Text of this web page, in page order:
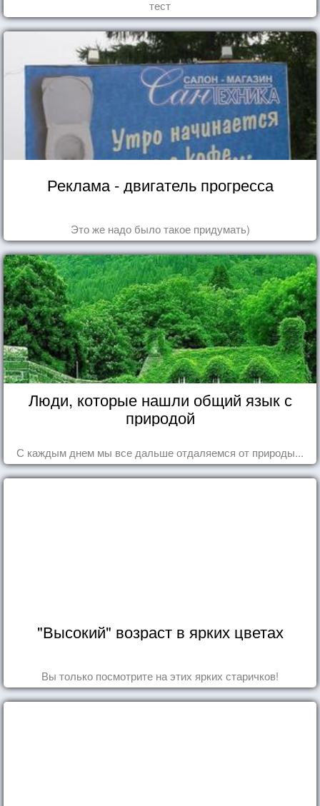
тест
Реклама - двигатель прогресса
Это же надо было такое придумать)
Люди, которые нашли общий язык с
природой
С каждым днем мы все дальше отдаляемся от природы...
"Высокий" возраст в ярких цветах
Вы только посмотрите на этих ярких старичков!